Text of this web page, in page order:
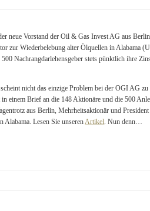
neue Vorstand der Oil & Gas Invest AG aus
zur Wiederbelebung alter Ölquellen in Alabama
Nachrangdarlehensgeber stets pünktlich ihre
nicht das einzige Problem bei der OGI AG
einem Brief an die 148 Aktionäre und die 500
aus Berlin, Mehrheitsaktionär und
Alabama. Lesen Sie unserenArtikel. Nun denn…